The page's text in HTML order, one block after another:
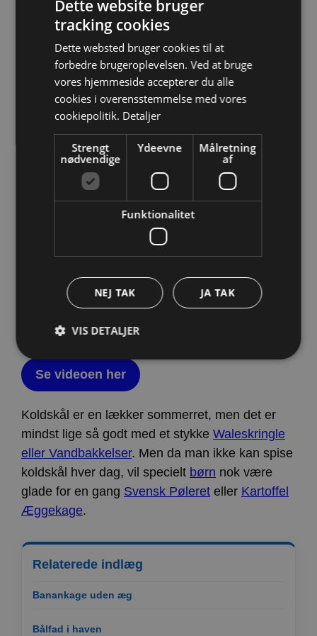
Så skal vi have koldskål
sangen
Nu du er kommet i Koldskån stemning så skal
du da lige høre sangen: Nede med Koldskål –
Velbekomme
Se videoen her
Koldskål er en lækker sommerret, men det er
mindst lige så godt med et stykke Waleskringle
eller Vandbakkelser. Men da man ikke kan spise
koldskål hver dag, vil specielt børn nok være
glade for en gang Svensk Pøleret eller Kartoffel
Æggekage.
Relaterede indlæg
Banankage uden æg
Bålfad i haven
Dette website bruger
tracking cookies
Dette websted bruger cookies til at
forbedre brugeroplevelsen. Ved at bruge
vores hjemmeside accepterer du alle
cookies i overensstemmelse med vores
cookiepolitik. Detaljer
Strengt
nødvendige
Ydeevne
Målretning
af
Funktionalitet
JA TAK
NEJ TAK
VIS DETALJER
Strengt nødvendige
Målretning af
Strengt nødvendige cookies tillader
kontostyring. Hjemmesiden kan ikke bruges korrekt
uden strengt nødvendige cookies.
Navn
Provider /
Domæne
Udløb Beskrivelse
CookieScriptConsent
dage
Cookie-
Script.com-